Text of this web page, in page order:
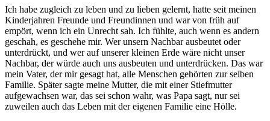
Ich habe zugleich zu leben und zu lieben gelernt, hatte seit meinen
Kinderjahren Freunde und Freundinnen und war von früh auf
empört, wenn ich ein Unrecht sah. Ich fühlte, auch wenn es andern
geschah, es geschehe mir. Wer unsern Nachbar ausbeutet oder
unterdrückt, und wer auf unserer kleinen Erde wäre nicht unser
Nachbar, der würde auch uns ausbeuten und unterdrücken. Das war
mein Vater, der mir gesagt hat, alle Menschen gehörten zur selben
Familie. Später sagte meine Mutter, die mit einer Stiefmutter
aufgewachsen war, das sei schon wahr, was Papa sagt, nur sei
zuweilen auch das Leben mit der eigenen Familie eine Hölle.